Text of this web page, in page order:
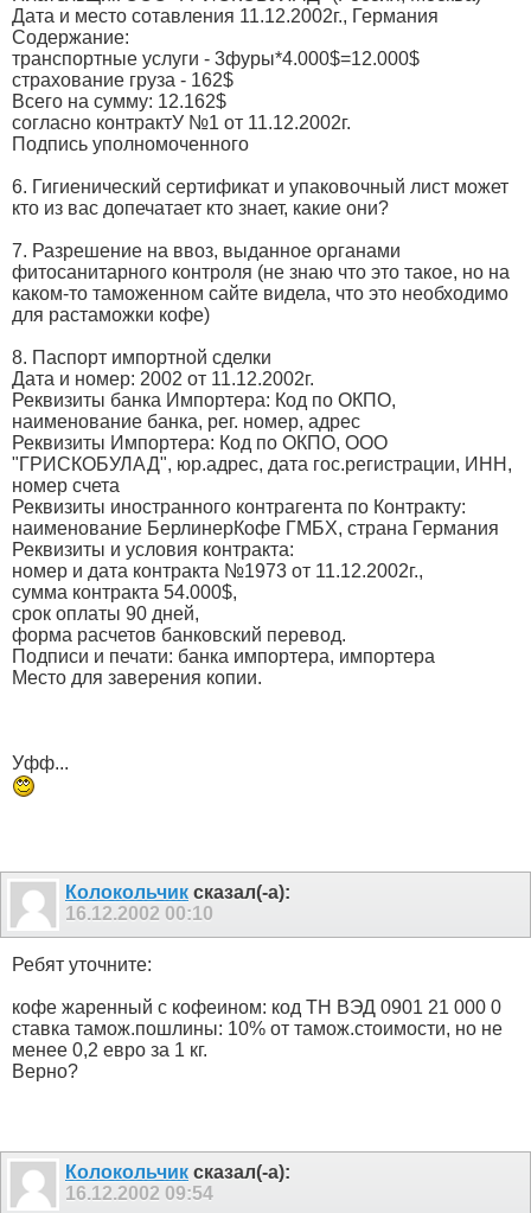
Дата и место сотавления 11.12.2002г., Германия
Содержание:
транспортные услуги - 3фуры*4.000$=12.000$
страхование груза - 162$
Всего на сумму: 12.162$
согласно контрактУ №1 от 11.12.2002г.
Подпись уполномоченного
6. Гигиенический сертификат и упаковочный лист может
кто из вас допечатает кто знает, какие они?
7. Разрешение на ввоз, выданное органами
фитосанитарного контроля (не знаю что это такое, но на
каком-то таможенном сайте видела, что это необходимо
для растаможки кофе)
8. Паспорт импортной сделки
Дата и номер: 2002 от 11.12.2002г.
Реквизиты банка Импортера: Код по ОКПО,
наименование банка, рег. номер, адрес
Реквизиты Импортера: Код по ОКПО, ООО
"ГРИСКОБУЛАД", юр.адрес, дата гос.регистрации, ИНН,
номер счета
Реквизиты иностранного контрагента по Контракту:
наименование БерлинерКофе ГМБХ, страна Германия
Реквизиты и условия контракта:
номер и дата контракта №1973 от 11.12.2002г.,
сумма контракта 54.000$,
срок оплаты 90 дней,
форма расчетов банковский перевод.
Подписи и печати: банка импортера, импортера
Место для заверения копии.
Уфф...
Колокольчик сказал(-а):
16.12.2002 00:10
Ребят уточните:
кофе жаренный с кофеином: код ТН ВЭД 0901 21 000 0
ставка тамож.пошлины: 10% от тамож.стоимости, но не
менее 0,2 евро за 1 кг.
Верно?
Колокольчик сказал(-а):
16.12.2002 09:54